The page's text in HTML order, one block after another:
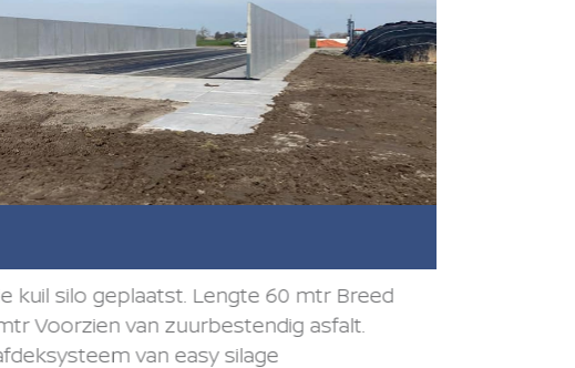
kuil silo geplaatst. Lengte 60 mtr Breed
Voorzien van zuurbestendig asfalt.
van easy silage